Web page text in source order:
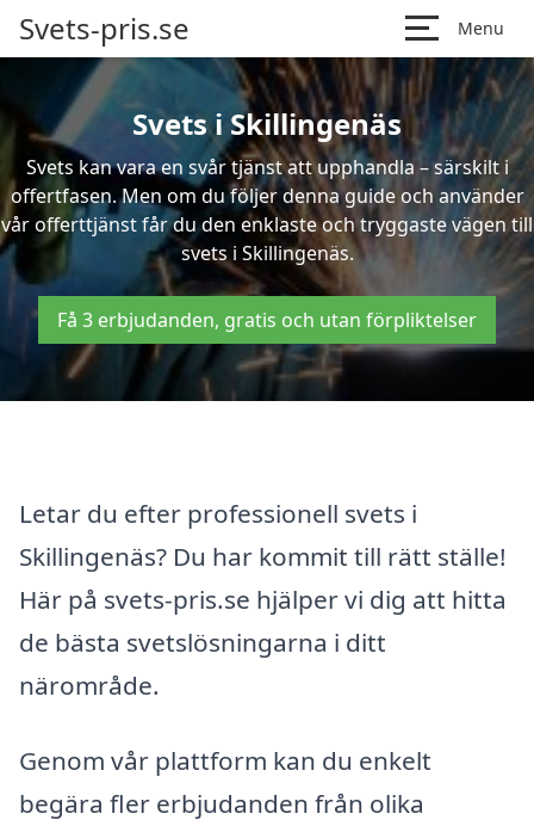
Svets-pris.se Menu
Svets i Skillingenäs
Svets kan vara en svår tjänst att upphandla – särskilt i
offertfasen. Men om du följer denna guide och använder
vår offerttjänst får du den enklaste och tryggaste vägen till
svets i Skillingenäs.
Få 3 erbjudanden, gratis och utan förpliktelser
Letar du efter professionell svets i
Skillingenäs? Du har kommit till rätt ställe!
Här på svets-pris.se hjälper vi dig att hitta
de bästa svetslösningarna i ditt
närområde.
Genom vår plattform kan du enkelt
begära fler erbjudanden från olika